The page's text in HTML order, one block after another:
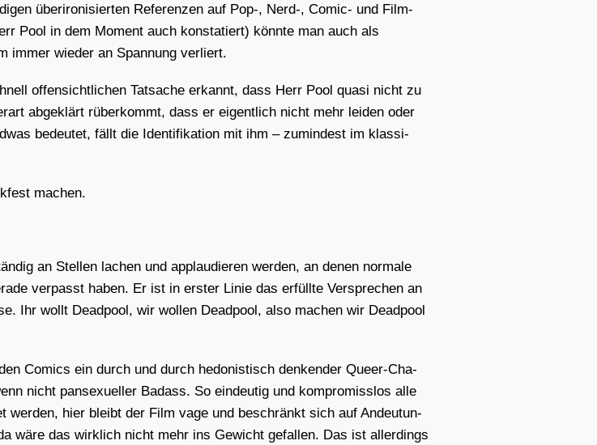
über­i­ro­ni­sier­ten Refe­ren­zen auf Pop‑, Nerd‑, Comic- und Film­
Pool in dem Moment auch kon­sta­tiert) könn­te man auch als
immer wie­der an Span­nung ver­liert.
offen­sicht­li­chen Tat­sa­che erkannt, dass Herr Pool qua­si nicht zu
abge­klärt rüber­kommt, dass er eigent­lich nicht mehr lei­den oder
bedeu­tet, fällt die Iden­ti­fi­ka­ti­on mit ihm – zumin­dest im klas­si­
machen.
an Stel­len lachen und applau­die­ren wer­den, an denen nor­ma­le
ver­passt haben. Er ist in ers­ter Linie das erfüll­te Ver­spre­chen an
Ihr wollt Dead­pool, wir wol­len Dead­pool, also machen wir Dead­pool
Comics ein durch und durch hedo­nis­tisch den­ken­der Que­er-Cha­
nicht pan­se­xu­el­ler Bad­ass. So ein­deu­tig und kom­pro­miss­los alle
hier bleibt der Film vage und beschränkt sich auf Andeu­tun­
wäre das wirk­lich nicht mehr ins Gewicht gefal­len. Das ist aller­dings